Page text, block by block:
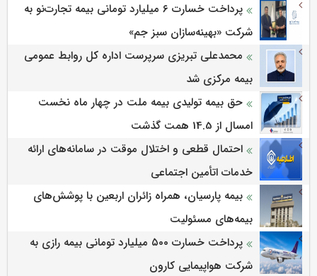
پرداخت خسارت ۶ میلیارد تومانی بیمه تجارت‌نو به
شرکت «بهینه‌سازان سبز جم»
محمدعلی تبریزی سرپرست اداره كل روابط عمومی
بیمه مركزی شد
حق بیمه تولیدی بیمه ملت در چهار ماه نخست
امسال از 14.5 همت گذشت
احتمال قطعی و اختلال موقت در سامانه‌های ارائه
خدمات اتأمین اجتماعی
بیمه پارسیان، همراه زائران اربعین با پوشش‌های
بیمه‌های مسئولیت
پرداخت خسارت ۵۰۰ میلیارد تومانی بیمه رازی به
شرکت هواپیمایی کارون